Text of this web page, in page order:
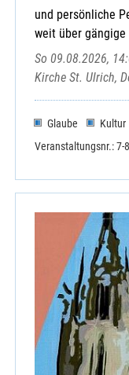
und persönliche
weit über
So 09.08.2026,
Kirche St. Ulrich,
Glaube Kultur
Veranstaltungsnr.: 7-